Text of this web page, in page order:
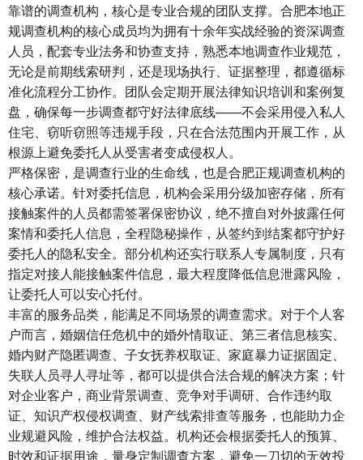
靠谱的调查机构，核心是专业合规的团队支撑。合肥本地正
规调查机构的核心成员均为拥有十余年实战经验的资深调查
人员，配套专业法务和协查支持，熟悉本地调查作业规范，
无论是前期线索研判，还是现场执行、证据整理，都遵循标
准化流程分工协作。团队会定期开展法律知识培训和案例复
盘，确保每一步调查都守好法律底线——不会采用侵入私人
住宅、窃听窃照等违规手段，只在合法范围内开展工作，从
根源上避免委托人从受害者变成侵权人。
严格保密，是调查行业的生命线，也是合肥正规调查机构的
核心承诺。针对委托信息，机构会采用分级加密存储，所有
接触案件的人员都需签署保密协议，绝不擅自对外披露任何
案情和委托人信息，全程隐秘操作，从签约到结案都守护好
委托人的隐私安全。部分机构还实行联系人专属制度，只有
指定对接人能接触案件信息，最大程度降低信息泄露风险，
让委托人可以安心托付。
丰富的服务品类，能满足不同场景的调查需求。对于个人客
户而言，婚姻信任危机中的婚外情取证、第三者信息核实、
婚内财产隐匿调查、子女抚养权取证、家庭暴力证据固定、
失联人员寻人寻址等，都可以提供合法合规的解决方案；针
对企业客户，商业背景调查、竞争对手调研、合作违约取
证、知识产权侵权调查、财产线索排查等服务，也能助力企
业规避风险，维护合法权益。机构还会根据委托人的预算、
时效和证据用途，量身定制调查方案，避免一刀切的无效投